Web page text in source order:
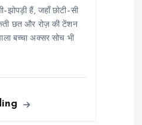
हैं, जहाँ छोटी–सी
छत और रोज़ की टेंशन
बच्चा अक्सर सोच भी